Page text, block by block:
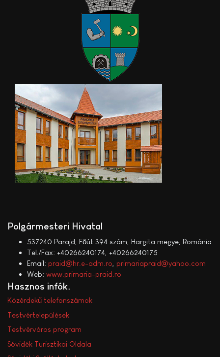
Polgármesteri Hivatal
537240 Parajd, Főút 394 szám, Hargita megye, Románia
Tel./Fax: +40266240174, +40266240175
Email: praid@hr.e-adm.ro primariapraid@yahoo.com
Web: www.primaria-praid.ro
Hasznos infók
Közérdekű telefonszámok
Testvértelepülések
Testvérváros program
Sóvidék Turisztikai Oldala